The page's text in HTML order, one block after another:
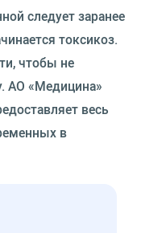
следует заранее
токсикоз.
чтобы не
АО «Медицина»
весь
в